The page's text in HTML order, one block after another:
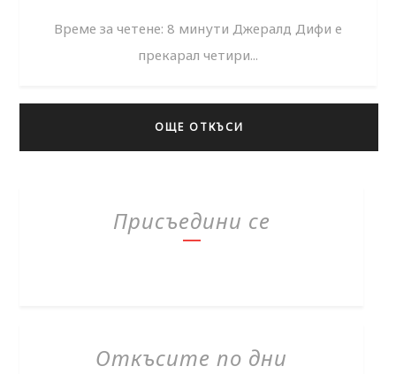
Време за четене: 8 минути Джералд Дифи е
прекарал четири...
ОЩЕ ОТКЪСИ
Присъедини се
Откъсите по дни